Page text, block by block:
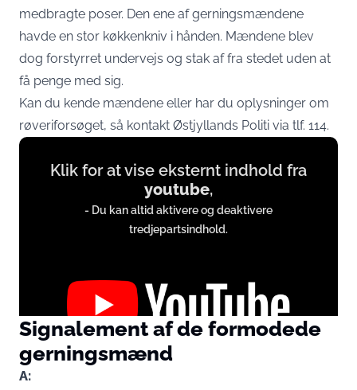
medbragte poser. Den ene af gerningsmændene
havde en stor køkkenkniv i hånden. Mændene blev
dog forstyrret undervejs og stak af fra stedet uden at
få penge med sig.
Kan du kende mændene eller har du oplysninger om
røveriforsøget, så kontakt Østjyllands Politi via tlf. 114.
Display
content
www.youtube.com
Klik for at vise eksternt indhold fra
youtube,
- Du kan altid aktivere og deaktivere
tredjepartsindhold.
Signalement af de formodede
gerningsmænd
A: